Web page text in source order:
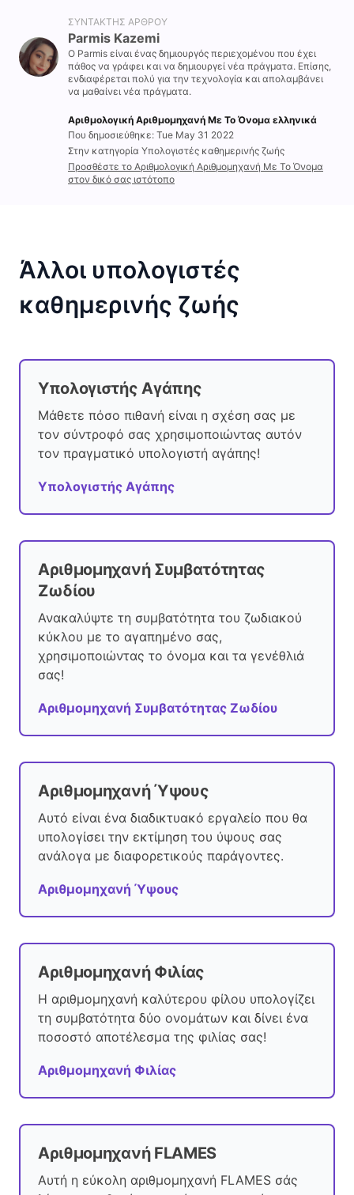
ΣΥΝΤΆΚΤΗΣ ΆΡΘΡΟΥ
Parmis Kazemi
Ο Parmis είναι ένας δημιουργός περιεχομένου που έχει
πάθος να γράφει και να δημιουργεί νέα πράγματα. Επίσης,
ενδιαφέρεται πολύ για την τεχνολογία και απολαμβάνει
να μαθαίνει νέα πράγματα.
Αριθμολογική Αριθμομηχανή Με Το Όνομα ελληνικά
Που δημοσιεύθηκε: Tue May 31 2022
Στην κατηγορία Υπολογιστές καθημερινής ζωής
Προσθέστε το Αριθμολογική Αριθμομηχανή Με Το Όνομα
στον δικό σας ιστότοπο
Άλλοι υπολογιστές
καθημερινής ζωής
Υπολογιστής Αγάπης
Μάθετε πόσο πιθανή είναι η σχέση σας με
τον σύντροφό σας χρησιμοποιώντας αυτόν
τον πραγματικό υπολογιστή αγάπης!
Υπολογιστής Αγάπης
Αριθμομηχανή Συμβατότητας
Ζωδίου
Ανακαλύψτε τη συμβατότητα του ζωδιακού
κύκλου με το αγαπημένο σας,
χρησιμοποιώντας το όνομα και τα γενέθλιά
σας!
Αριθμομηχανή Συμβατότητας Ζωδίου
Αριθμομηχανή Ύψους
Αυτό είναι ένα διαδικτυακό εργαλείο που θα
υπολογίσει την εκτίμηση του ύψους σας
ανάλογα με διαφορετικούς παράγοντες.
Αριθμομηχανή Ύψους
Αριθμομηχανή Φιλίας
Η αριθμομηχανή καλύτερου φίλου υπολογίζει
τη συμβατότητα δύο ονομάτων και δίνει ένα
ποσοστό αποτέλεσμα της φιλίας σας!
Αριθμομηχανή Φιλίας
Αριθμομηχανή FLAMES
Αυτή η εύκολη αριθμομηχανή FLAMES σάς